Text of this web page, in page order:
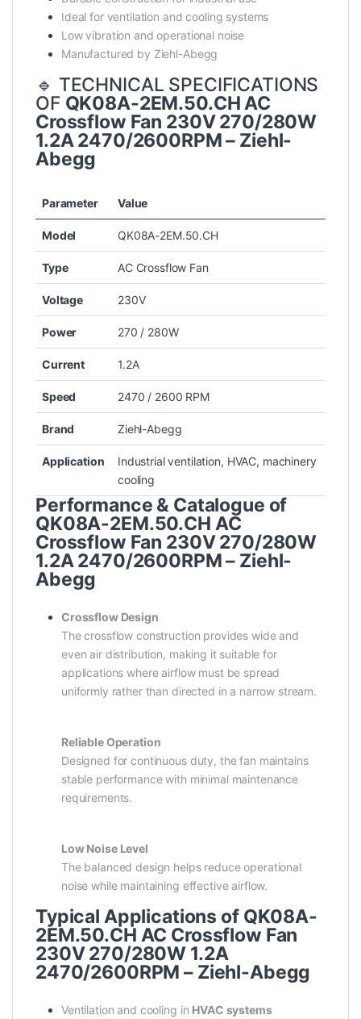
Ideal for ventilation and cooling systems
Low vibration and operational noise
Manufactured by Ziehl-Abegg
🔹 TECHNICAL SPECIFICATIONS
OF QK08A-2EM.50.CH AC
Crossflow Fan 230V 270/280W
1.2A 2470/2600RPM – Ziehl-
Abegg
Parameter Value
Model QK08A-2EM.50.CH
Type AC Crossflow Fan
Voltage 230V
Power 270 / 280W
Current 1.2A
Speed 2470 / 2600 RPM
Brand Ziehl-Abegg
Application
Industrial ventilation, HVAC, machinery
cooling
Performance & Catalogue of
QK08A-2EM.50.CH AC
Crossflow Fan 230V 270/280W
1.2A 2470/2600RPM – Ziehl-
Abegg
Crossflow Design
The crossflow construction provides wide and
even air distribution, making it suitable for
applications where airflow must be spread
uniformly rather than directed in a narrow stream.
Reliable Operation
Designed for continuous duty, the fan maintains
stable performance with minimal maintenance
requirements.
Low Noise Level
The balanced design helps reduce operational
noise while maintaining effective airflow.
Typical Applications of QK08A-
2EM.50.CH AC Crossflow Fan
230V 270/280W 1.2A
2470/2600RPM – Ziehl-Abegg
Ventilation and cooling in HVAC systems